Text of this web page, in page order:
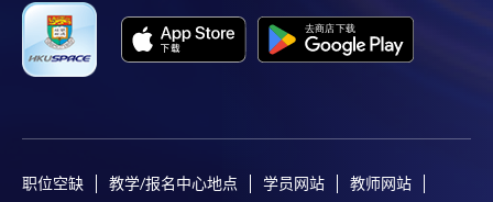
职位空缺 教学/报名中心地点 学员网站 教师网站